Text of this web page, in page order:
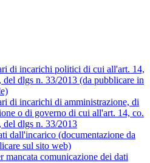
di incarichi politici di cui all'art. 14,
del dlgs n. 33/2013 (da pubblicare in
di incarichi di amministrazione, di
o di governo di cui all'art. 14, co.
del dlgs n. 33/2013
dall'incarico (documentazione da
sul sito web)
mancata comunicazione dei dati